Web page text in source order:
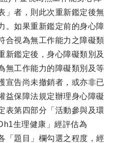
」者，則此次重新鑑定後無
。如果重新鑑定前的身心障
合視為無工作能力之障礙類
新鑑定後，身心障礙類別及
無工作能力的障礙類別及等
宣告尚未撤銷者，或亦非已
益保障法規定辦理身心障礙
表第四部分「活動參與及環
生理健康」經評估為
「題目」欄勾選之程度，經